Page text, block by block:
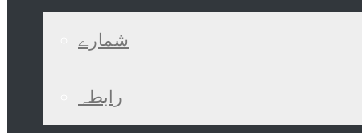
شمارے
رابطہ